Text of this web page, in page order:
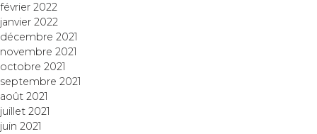
février 2022
janvier 2022
décembre 2021
novembre 2021
octobre 2021
septembre 2021
août 2021
juillet 2021
juin 2021